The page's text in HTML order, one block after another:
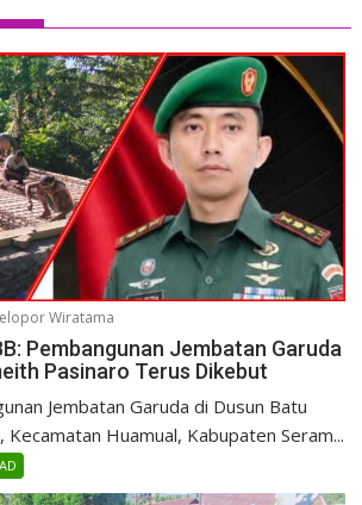
Wiratama
Pembangunan Jembatan Garuda
Pasinaro Terus Dikebut
Jembatan Garuda di Dusun Batu
Kecamatan Huamual, Kabupaten Seram...